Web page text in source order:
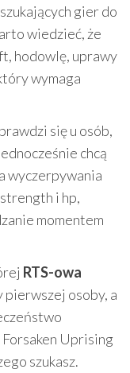
gier do
wiedzieć, że
hodowlę, uprawy
wymaga
się u osób,
chcą
wyczerpywania
i hp,
momentem
RTS-owa
osoby, a
Uprising
szukasz.